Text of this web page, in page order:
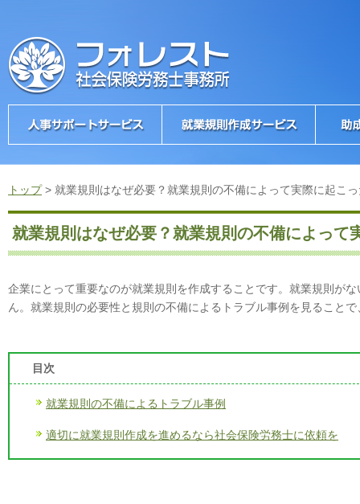
トップ> 就業規則はなぜ必要？就業規則の不備によって実際に起こ
就業規則はなぜ必要？就業規則の不備によって
企業にとって重要なのが就業規則を作成することです。就業規則が
ん。就業規則の必要性と規則の不備によるトラブル事例を見ること
目次
就業規則の不備によるトラブル事例
適切に就業規則作成を進めるなら社会保険労務士に依頼を